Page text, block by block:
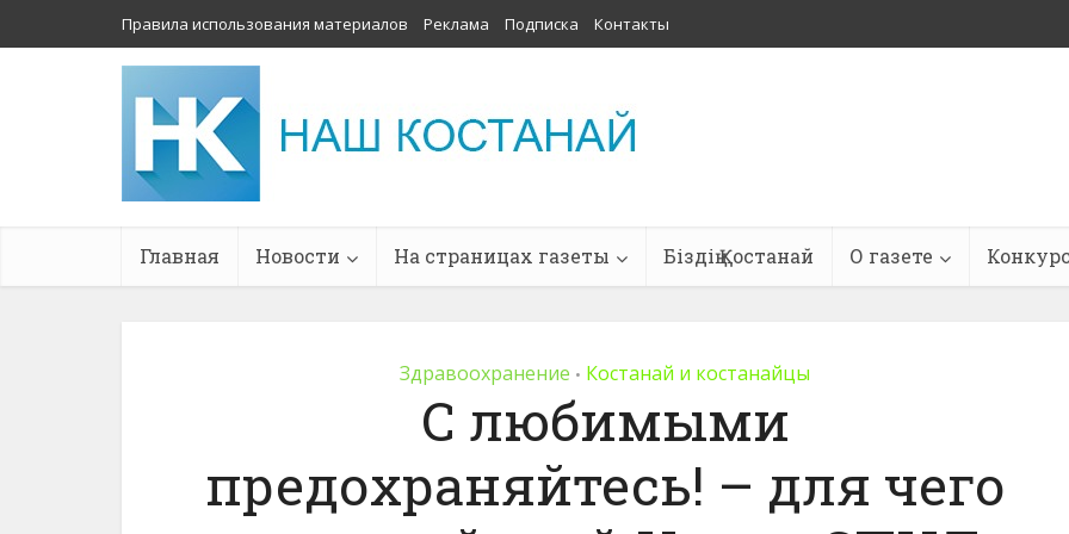
Правила использования материалов Реклама Подписка Контакты
Главная Новости На страницах газеты Біздің Қостанай О газете
Здравоохранение • Костанай и костанайцы
С любимыми
предохраняйтесь! – для чего